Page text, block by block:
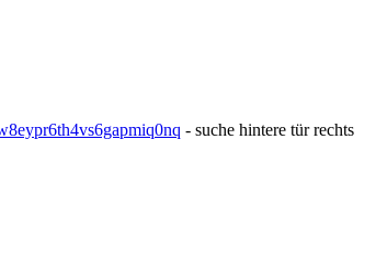
- suche hintere tür rechts